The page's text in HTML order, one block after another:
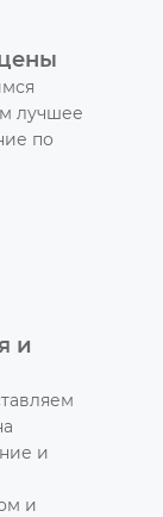
лучшее
по
и
и
и